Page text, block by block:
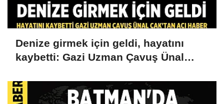
Denize girmek için geldi, hayatını
kaybetti: Gazi Uzman Çavuş Ünal